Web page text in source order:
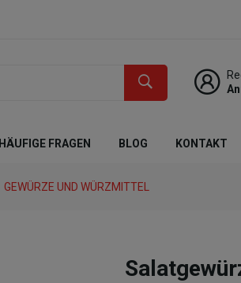
HÄUFIGE FRAGEN BLOG KONTAKT
GEWÜRZE UND WÜRZMITTEL